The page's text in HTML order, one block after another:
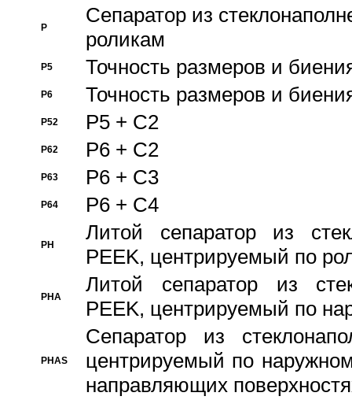
P
Cепаратор из
роликам
P5 Точность размеров и
P6 Точность размеров и
P52 P5 + C2
P62 P6 + C2
P63 P6 + C3
P64 P6 + C4
PH
Литой сепаратор из
PEEK, центрируемый по
PHA
Литой сепаратор из
PEEK, центрируемый по
PHAS
Сепаратор из
центрируемый по
направляющих